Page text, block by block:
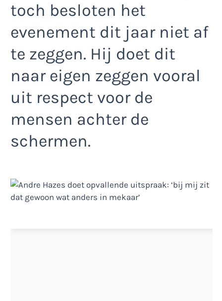
toch besloten het
evenement dit jaar niet af
te zeggen. Hij doet dit
naar eigen zeggen vooral
uit respect voor de
mensen achter de
schermen.